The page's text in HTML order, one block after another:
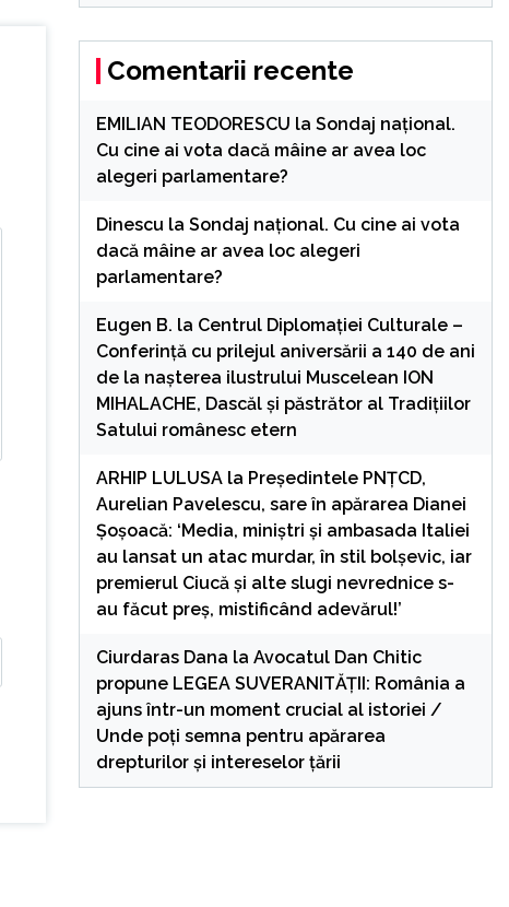
Comentarii recente
EMILIAN TEODORESCU la Sondaj național.
Cu cine ai vota dacă mâine ar avea loc
alegeri parlamentare?
Dinescu la Sondaj național. Cu cine ai vota
dacă mâine ar avea loc alegeri
parlamentare?
Eugen B. la Centrul Diplomației Culturale –
Conferință cu prilejul aniversării a 140 de ani
de la nașterea ilustrului Muscelean ION
MIHALACHE, Dascăl și păstrător al Tradițiilor
Satului românesc etern
ARHIP LULUSAla Președintele PNȚCD,
Aurelian Pavelescu, sare în apărarea Dianei
Șoșoacă: ‘Media, miniștri și ambasada Italiei
au lansat un atac murdar, în stil bolșevic, iar
premierul Ciucă și alte slugi nevrednice s-
au făcut preș, mistificând adevărul!’
Ciurdaras Dana la Avocatul Dan Chitic
propune LEGEA SUVERANITĂȚII: România a
ajuns într-un moment crucial al istoriei /
Unde poți semna pentru apărarea
drepturilor și intereselor țării